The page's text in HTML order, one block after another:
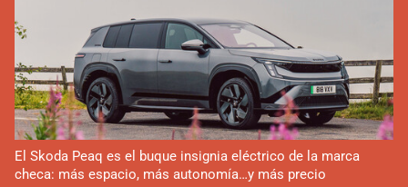
El Skoda Peaq es el buque insignia eléctrico de la marca
checa: más espacio, más autonomía…y más precio